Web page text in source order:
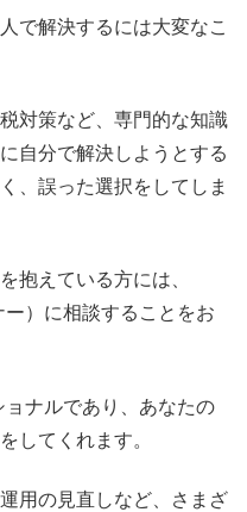
で解決するには大変なこ
対策など、専門的な知識
自分で解決しようとする
、誤った選択をしてしま
抱えている方には、
）に相談することをお
ナルであり、あなたの
してくれます。
用の見直しなど、さまざ